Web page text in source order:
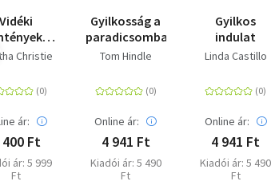
Vidéki
-
Christie
ár:
400 Ft
ár: 5 999
Ft
Gyilkosság a
paradicsomban
Tom Hindle
Online ár:
4 941 Ft
Kiadói ár: 5 490
Ft
Gyilkos
indulat
Linda Castillo
Online ár:
4 941 Ft
Kiadói ár: 5 490
Ft